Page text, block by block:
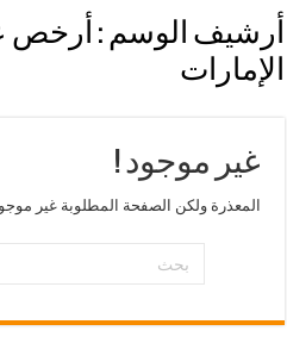
أرشيف الوسم : أرخص
الإمارات
غير موجود !
المعذرة ولكن الصفحة المطلوبة غير